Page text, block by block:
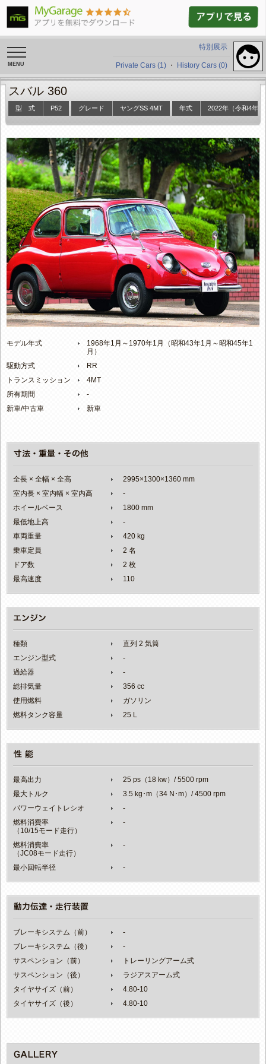
toggle
navigation
特別展示
Private Cars (1) ・ History Cars (0)
スバル 360
型 式 P52 グレード ヤングSS 4MT 年式 2022年（令和4年）
モデル年式
1968年1月～1970年1月（昭和43年1月～昭和45年1
月）
駆動方式
RR
トランスミッション
4MT
所有期間
-
新車/中古車
新車
全長 × 全幅 × 全高
2995×1300×1360 mm
室内長 × 室内幅 × 室内高
-
ホイールベース
1800 mm
最低地上高
-
車両重量
420 kg
乗車定員
2 名
ドア数
2 枚
最高速度
110
最高出力
25 ps（18 kw）/ 5500 rpm
最大トルク
3.5 kg･m（34 N･m）/ 4500 rpm
パワーウェイトレシオ
-
燃料消費率
（10/15モード走行）
-
燃料消費率
（JC08モード走行）
-
最小回転半径 -
種類
直列 2 気筒
エンジン型式
-
過給器
-
総排気量
356 cc
使用燃料
ガソリン
燃料タンク容量
25 L
ブレーキシステム（前）
-
ブレーキシステム（後）
-
サスペンション（前）
トレーリングアーム式
サスペンション（後）
ラジアスアーム式
タイヤサイズ（前）
4.80-10
タイヤサイズ（後）
4.80-10